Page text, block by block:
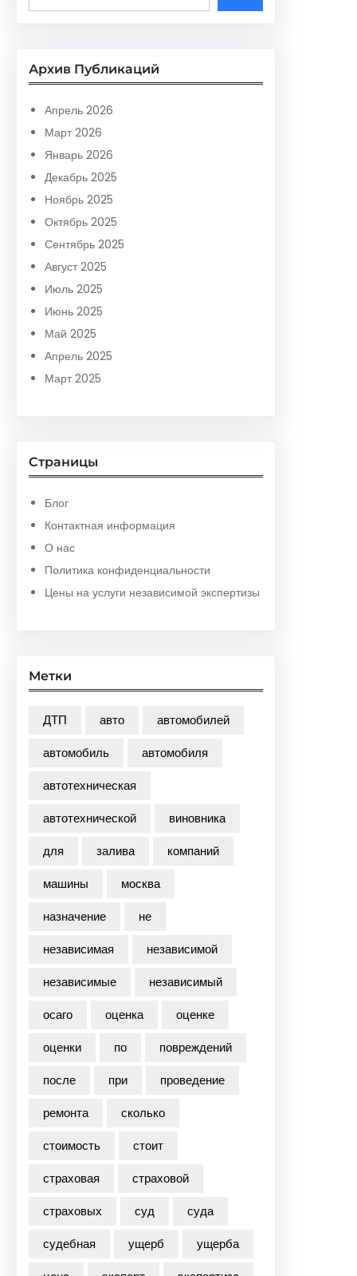
e
r
c
h
Архив Публикаций
Апрель 2026
Март 2026
Январь 2026
Декабрь 2025
Ноябрь 2025
Октябрь 2025
Сентябрь 2025
Август 2025
Июль 2025
Июнь 2025
Май 2025
Апрель 2025
Март 2025
Страницы
Блог
Контактная информация
О нас
Политика конфиденциальности
Цены на услуги независимой экспертизы
Метки
ДТП авто
автомобилей
автомобиль
автомобиля
автотехническая
автотехнической
виновника
для
залива
компаний
машины
москва
назначение
не
независимая
независимой
независимые
независимый
осаго
оценка
оценке
оценки
по
повреждений
после
при
проведение
ремонта
сколько
стоимость
стоит
страховая
страховой
страховых
суд
суда
судебная
ущерб
ущерба